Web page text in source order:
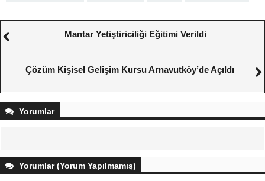
Mantar Yetiştiriciliği Eğitimi Verildi
Çözüm Kişisel Gelişim Kursu Arnavutköy’de Açıldı
Yorumlar
Yorumlar (Yorum Yapılmamış)